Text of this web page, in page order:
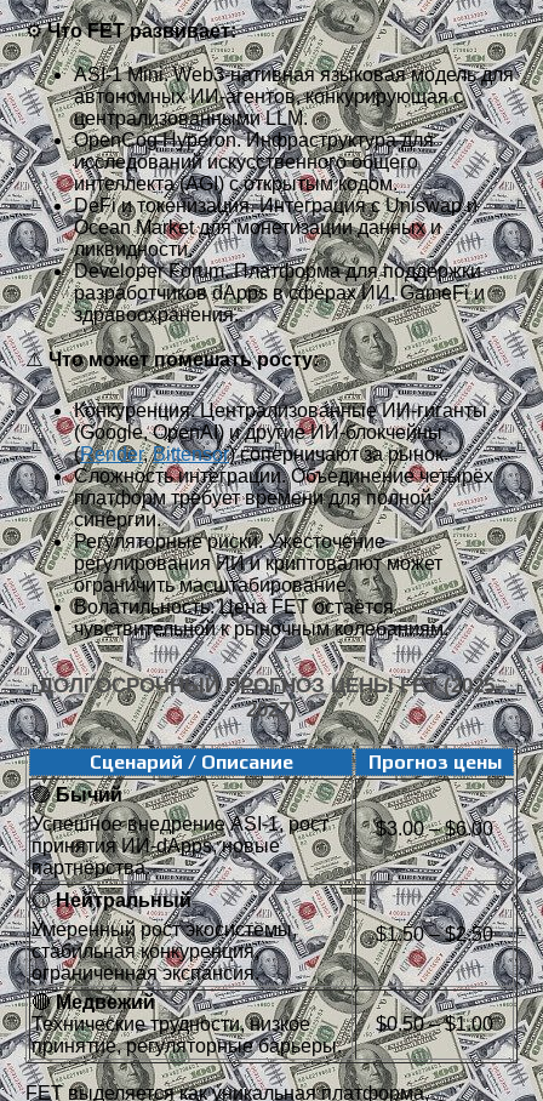
⚙️Что FET развивает:
ASI-1 Mini. Web3-нативная языковая модель для
автономных ИИ-агентов, конкурирующая с
централизованными LLM.
OpenCog Hyperon. Инфраструктура для
исследований искусственного общего
интеллекта (AGI) с открытым кодом.
DeFi и токенизация. Интеграция с Uniswap и
Ocean Market для монетизации данных и
ликвидности.
Developer Forum. Платформа для поддержки
разработчиков dApps в сферах ИИ, GameFi и
здравоохранения.
⚠️Что может помешать росту:
Конкуренция. Централизованные ИИ-гиганты
(Google, OpenAI) и другие ИИ-блокчейны
(Render,Bittensor) соперничают за рынок.
Сложность интеграции. Объединение четырёх
платформ требует времени для полной
синергии.
Регуляторные риски. Ужесточение
регулирования ИИ и криптовалют может
ограничить масштабирование.
Волатильность. Цена FET остаётся
чувствительной к рыночным колебаниям.
ДОЛГОСРОЧНЫЙ ПРОГНОЗ ЦЕНЫ FET (2025–
2027)
Сценарий / Описание Прогноз цены
🟢Бычий
Успешное внедрение ASI-1, рост
принятия ИИ-dApps, новые
партнёрства.
$3.00 – $6.00
🟡Нейтральный
Умеренный рост экосистемы,
стабильная конкуренция,
ограниченная экспансия.
$1.50 – $2.50
🔴Медвежий
Технические трудности, низкое
принятие, регуляторные барьеры.
$0.50 – $1.00
FET выделяется как уникальная платформа,